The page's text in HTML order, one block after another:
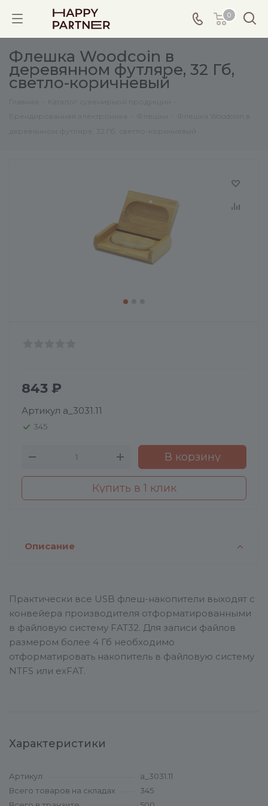
0
Флешка Woodcoin в
деревянном футляре, 32 Гб,
светло-коричневый
843 ₽
Артикул a_3031.11
345
В корзину
Купить в 1 клик
Описание
Практически все USB флеш-накопители выходят с
конвейера производителя отформатированными
в файловую систему FAT32. Для записи файлов
размером более 4 Гб необходимо
отформатировать накопитель в файловую систему
NTFS или exFAT.
Характеристики
Артикул
a_3031.11
Всего товаров на складах
345